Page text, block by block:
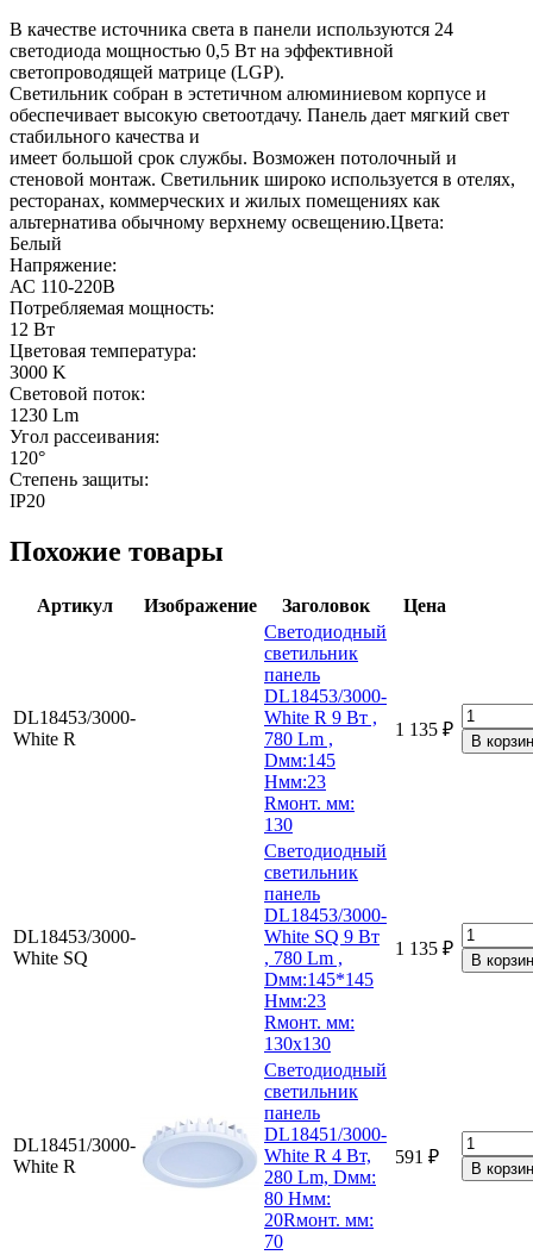
В качестве источника света в панели используются 24
светодиода мощностью 0,5 Вт на эффективной
светопроводящей матрице (LGP).
Светильник собран в эстетичном алюминиевом корпусе и
обеспечивает высокую светоотдачу. Панель дает мягкий свет
стабильного качества и
имеет большой срок службы. Возможен потолочный и
стеновой монтаж. Светильник широко используется в отелях,
ресторанах, коммерческих и жилых помещениях как
альтернатива обычному верхнему освещению.Цвета:
Белый
Напряжение:
АС 110-220В
Потребляемая мощность:
12 Вт
Цветовая температура:
3000 K
Световой поток:
1230 Lm
Угол рассеивания:
120°
Степень защиты:
IP20
Похожие товары
Артикул Изображение Заголовок Цена
DL18453/3000-
White R
Светодиодный
светильник
панель
DL18453/3000-
White R 9 Вт ,
780 Lm ,
Dмм:145
Hмм:23
Rмонт. мм:
130
1 135 ₽
DL18453/3000-
White SQ
Светодиодный
светильник
панель
DL18453/3000-
White SQ 9 Вт
, 780 Lm ,
Dмм:145*145
Hмм:23
Rмонт. мм:
130х130
1 135 ₽
DL18451/3000-
White R
Светодиодный
светильник
панель
DL18451/3000-
White R 4 Вт,
280 Lm, Dмм:
80 Hмм:
20Rмонт. мм:
70
591 ₽